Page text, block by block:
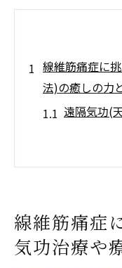
線維筋痛症に
法)の癒しの力
遠隔気功(
エネルギ
痛み軽減
治療や療
線維筋痛症
気功治療や